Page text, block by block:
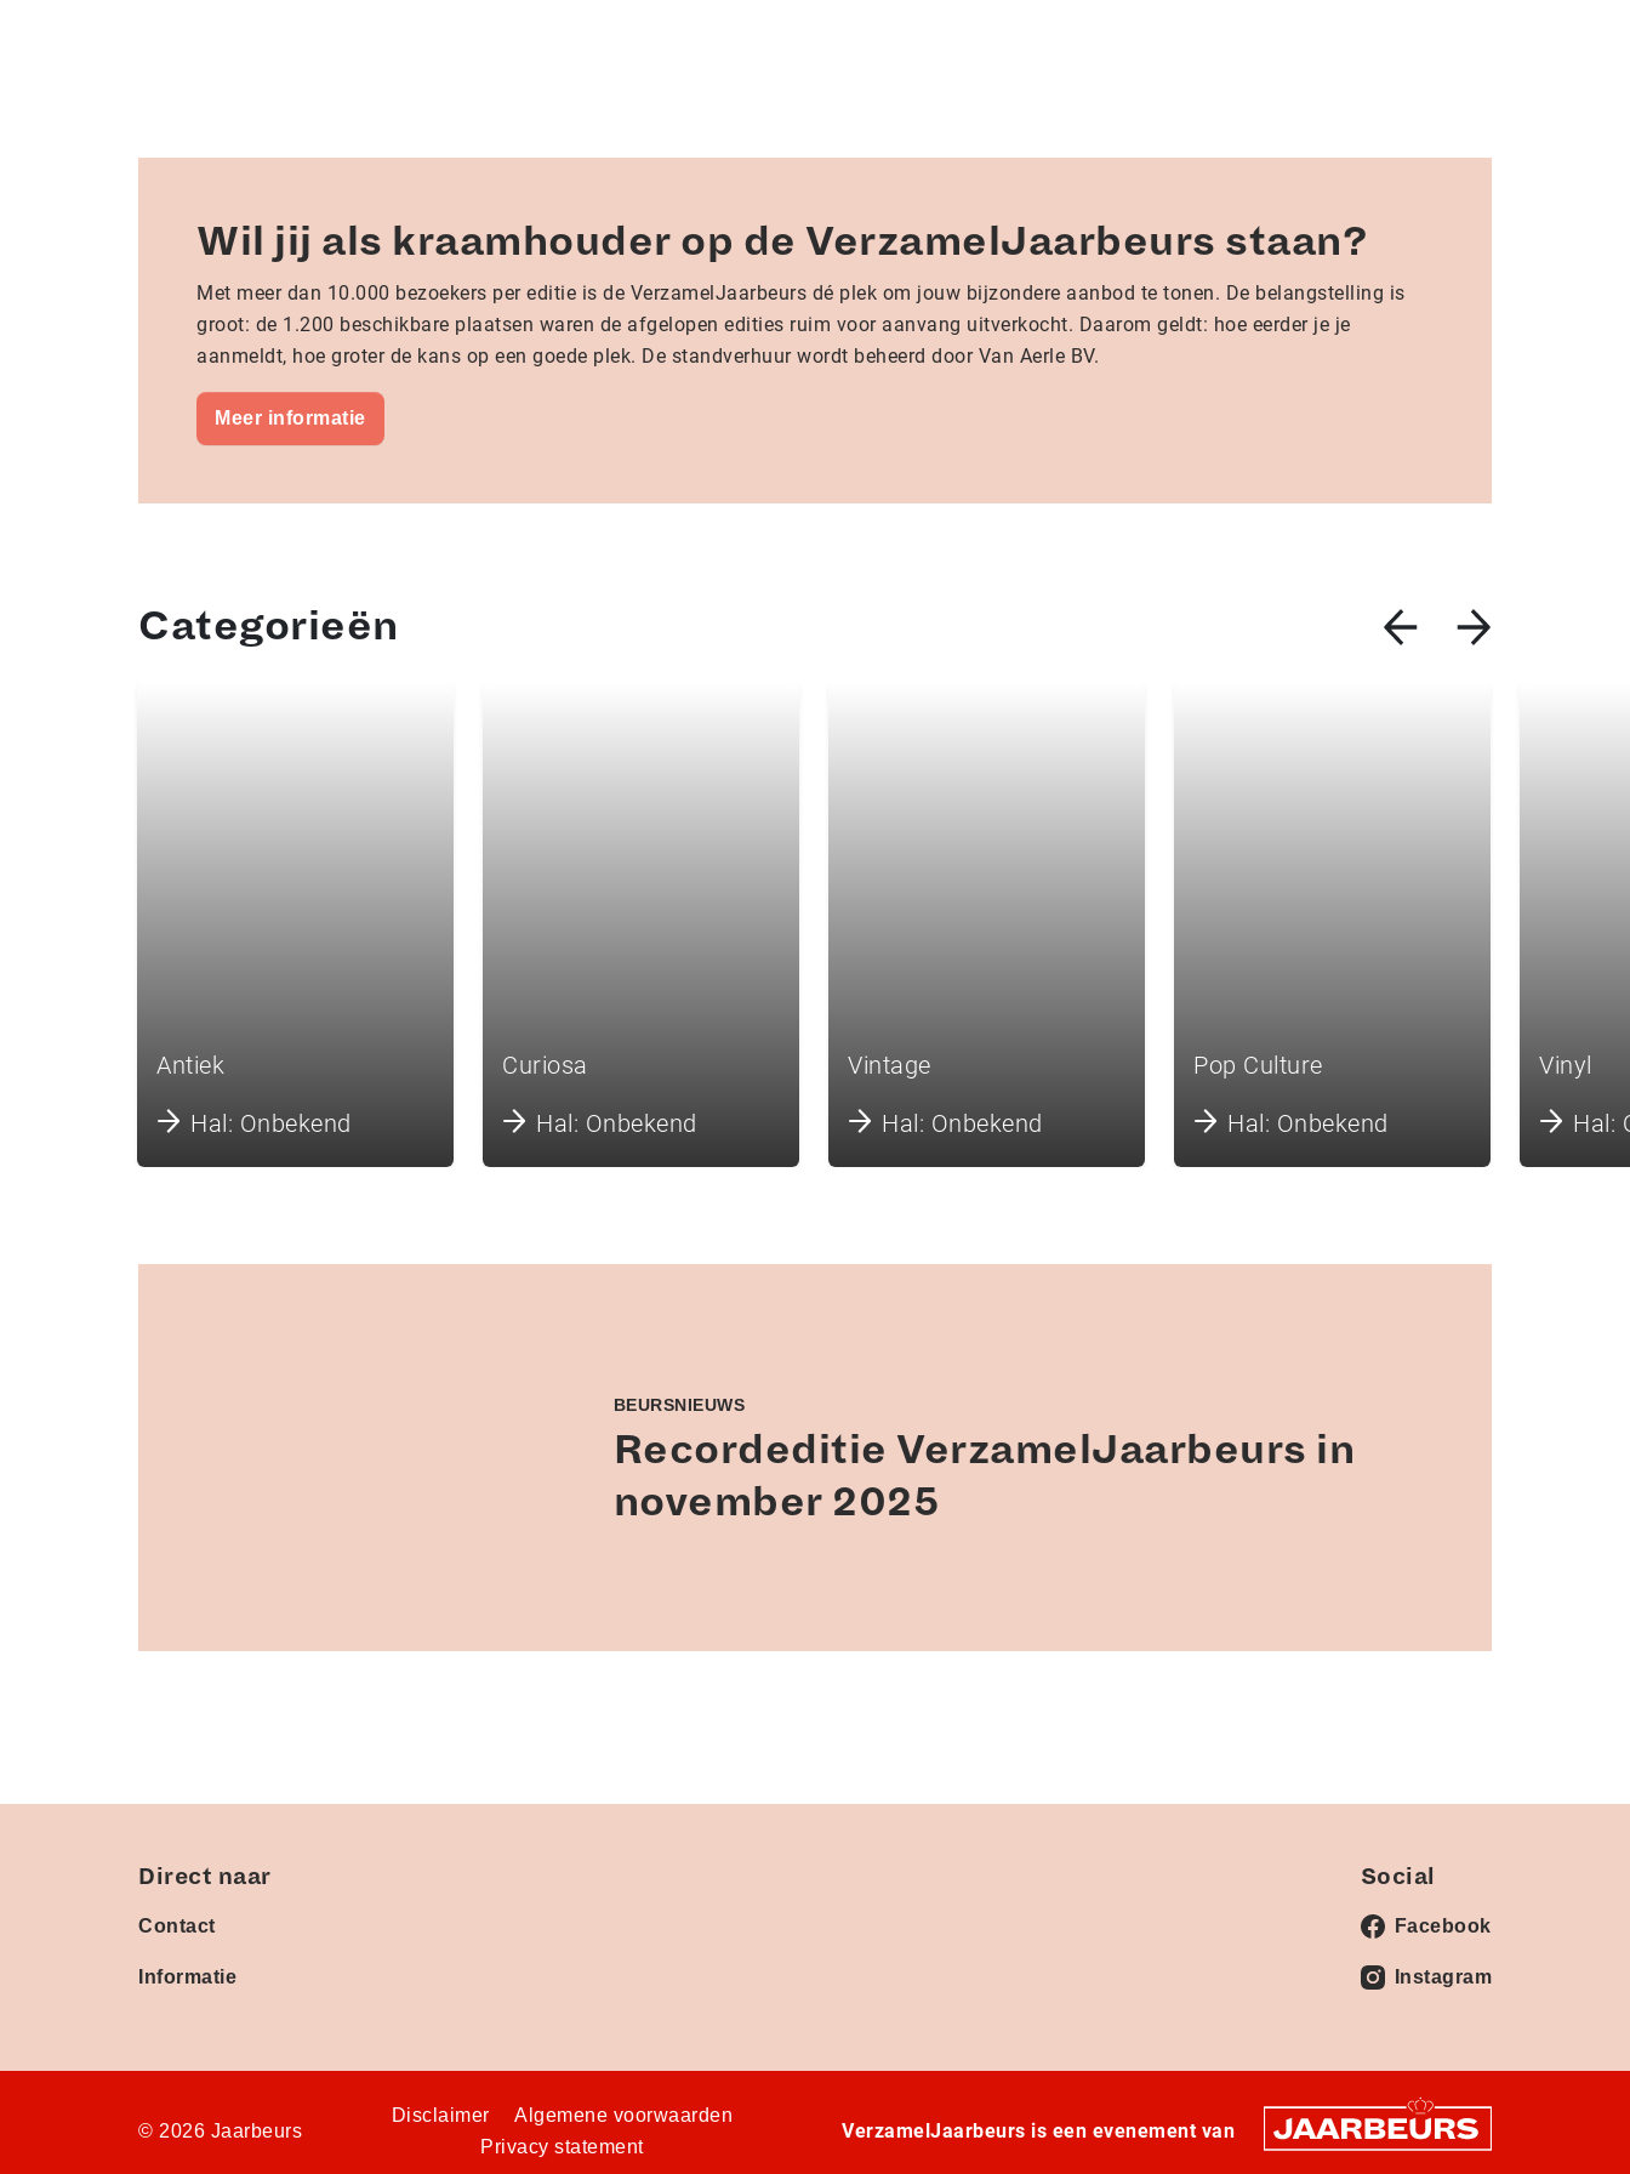
Wil jij als kraamhouder op de VerzamelJaarbeurs staan?
Met meer dan 10.000 bezoekers per editie is de VerzamelJaarbeurs dé plek om jouw bijzondere aanbod te tonen. De belangstelling is
groot: de 1.200 beschikbare plaatsen waren de afgelopen edities ruim voor aanvang uitverkocht. Daarom geldt: hoe eerder je je
aanmeldt, hoe groter de kans op een goede plek. De standverhuur wordt beheerd door Van Aerle BV.
Meer informatie
Categorieën
Antiek
Hal: Onbekend
Curiosa
Hal: Onbekend
Vintage
Hal: Onbekend
Pop Culture
Hal: Onbekend
Vinyl
Hal:
BEURSNIEUWS
Recordeditie VerzamelJaarbeurs in
november 2025
Direct naar
Contact
Informatie
Social
Facebook
Instagram
© 2026 Jaarbeurs
Disclaimer
Algemene voorwaarden
Privacy statement
VerzamelJaarbeurs is een evenement van